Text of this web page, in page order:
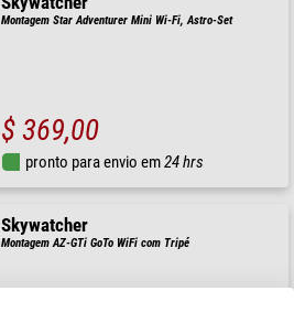
Montagem Star Adventurer Mini Wi-Fi, Astro-Set
$ 369,00
pronto para envio em24 hrs
Skywatcher
Montagem AZ-GTi GoTo WiFi com Tripé